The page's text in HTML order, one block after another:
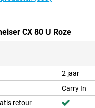
CX 80 U Roze
2 jaar
Carry In
retour